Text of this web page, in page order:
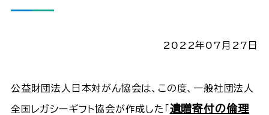
2022年07月27日
公益財団法人日本対がん協会は、この度、一般社団法人
全国レガシーギフト協会が作成した「遺贈寄付の倫理